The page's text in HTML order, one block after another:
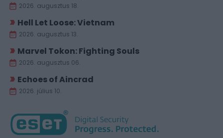
2026. augusztus 18.
Hell Let Loose: Vietnam
2026. augusztus 13.
Marvel Tokon: Fighting Souls
2026. augusztus 06.
Echoes of Aincrad
2026. július 10.